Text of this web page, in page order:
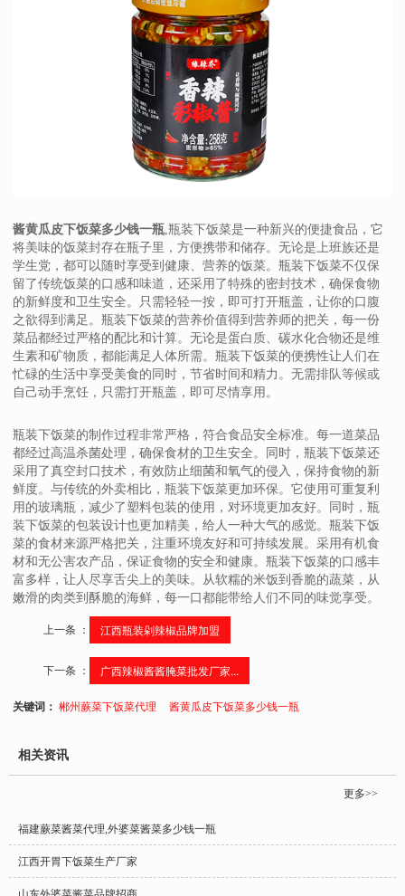
酱黄瓜皮下饭菜多少钱一瓶,瓶装下饭菜是一种新兴的便捷食品，它
将美味的饭菜封存在瓶子里，方便携带和储存。无论是上班族还是
学生党，都可以随时享受到健康、营养的饭菜。瓶装下饭菜不仅保
留了传统饭菜的口感和味道，还采用了特殊的密封技术，确保食物
的新鲜度和卫生安全。只需轻轻一按，即可打开瓶盖，让你的口腹
之欲得到满足。瓶装下饭菜的营养价值得到营养师的把关，每一份
菜品都经过严格的配比和计算。无论是蛋白质、碳水化合物还是维
生素和矿物质，都能满足人体所需。瓶装下饭菜的便携性让人们在
忙碌的生活中享受美食的同时，节省时间和精力。无需排队等候或
自己动手烹饪，只需打开瓶盖，即可尽情享用。
瓶装下饭菜的制作过程非常严格，符合食品安全标准。每一道菜品
都经过高温杀菌处理，确保食材的卫生安全。同时，瓶装下饭菜还
采用了真空封口技术，有效防止细菌和氧气的侵入，保持食物的新
鲜度。与传统的外卖相比，瓶装下饭菜更加环保。它使用可重复利
用的玻璃瓶，减少了塑料包装的使用，对环境更加友好。同时，瓶
装下饭菜的包装设计也更加精美，给人一种大气的感觉。瓶装下饭
菜的食材来源严格把关，注重环境友好和可持续发展。采用有机食
材和无公害农产品，保证食物的安全和健康。瓶装下饭菜的口感丰
富多样，让人尽享舌尖上的美味。从软糯的米饭到香脆的蔬菜，从
嫩滑的肉类到酥脆的海鲜，每一口都能带给人们不同的味觉享受。
上一条 ： 江西瓶装剁辣椒品牌加盟
下一条 ： 广西辣椒酱酱腌菜批发厂家...
关键词：郴州蕨菜下饭菜代理 酱黄瓜皮下饭菜多少钱一瓶
相关资讯
更多>>
福建蕨菜酱菜代理,外婆菜酱菜多少钱一瓶
江西开胃下饭菜生产厂家